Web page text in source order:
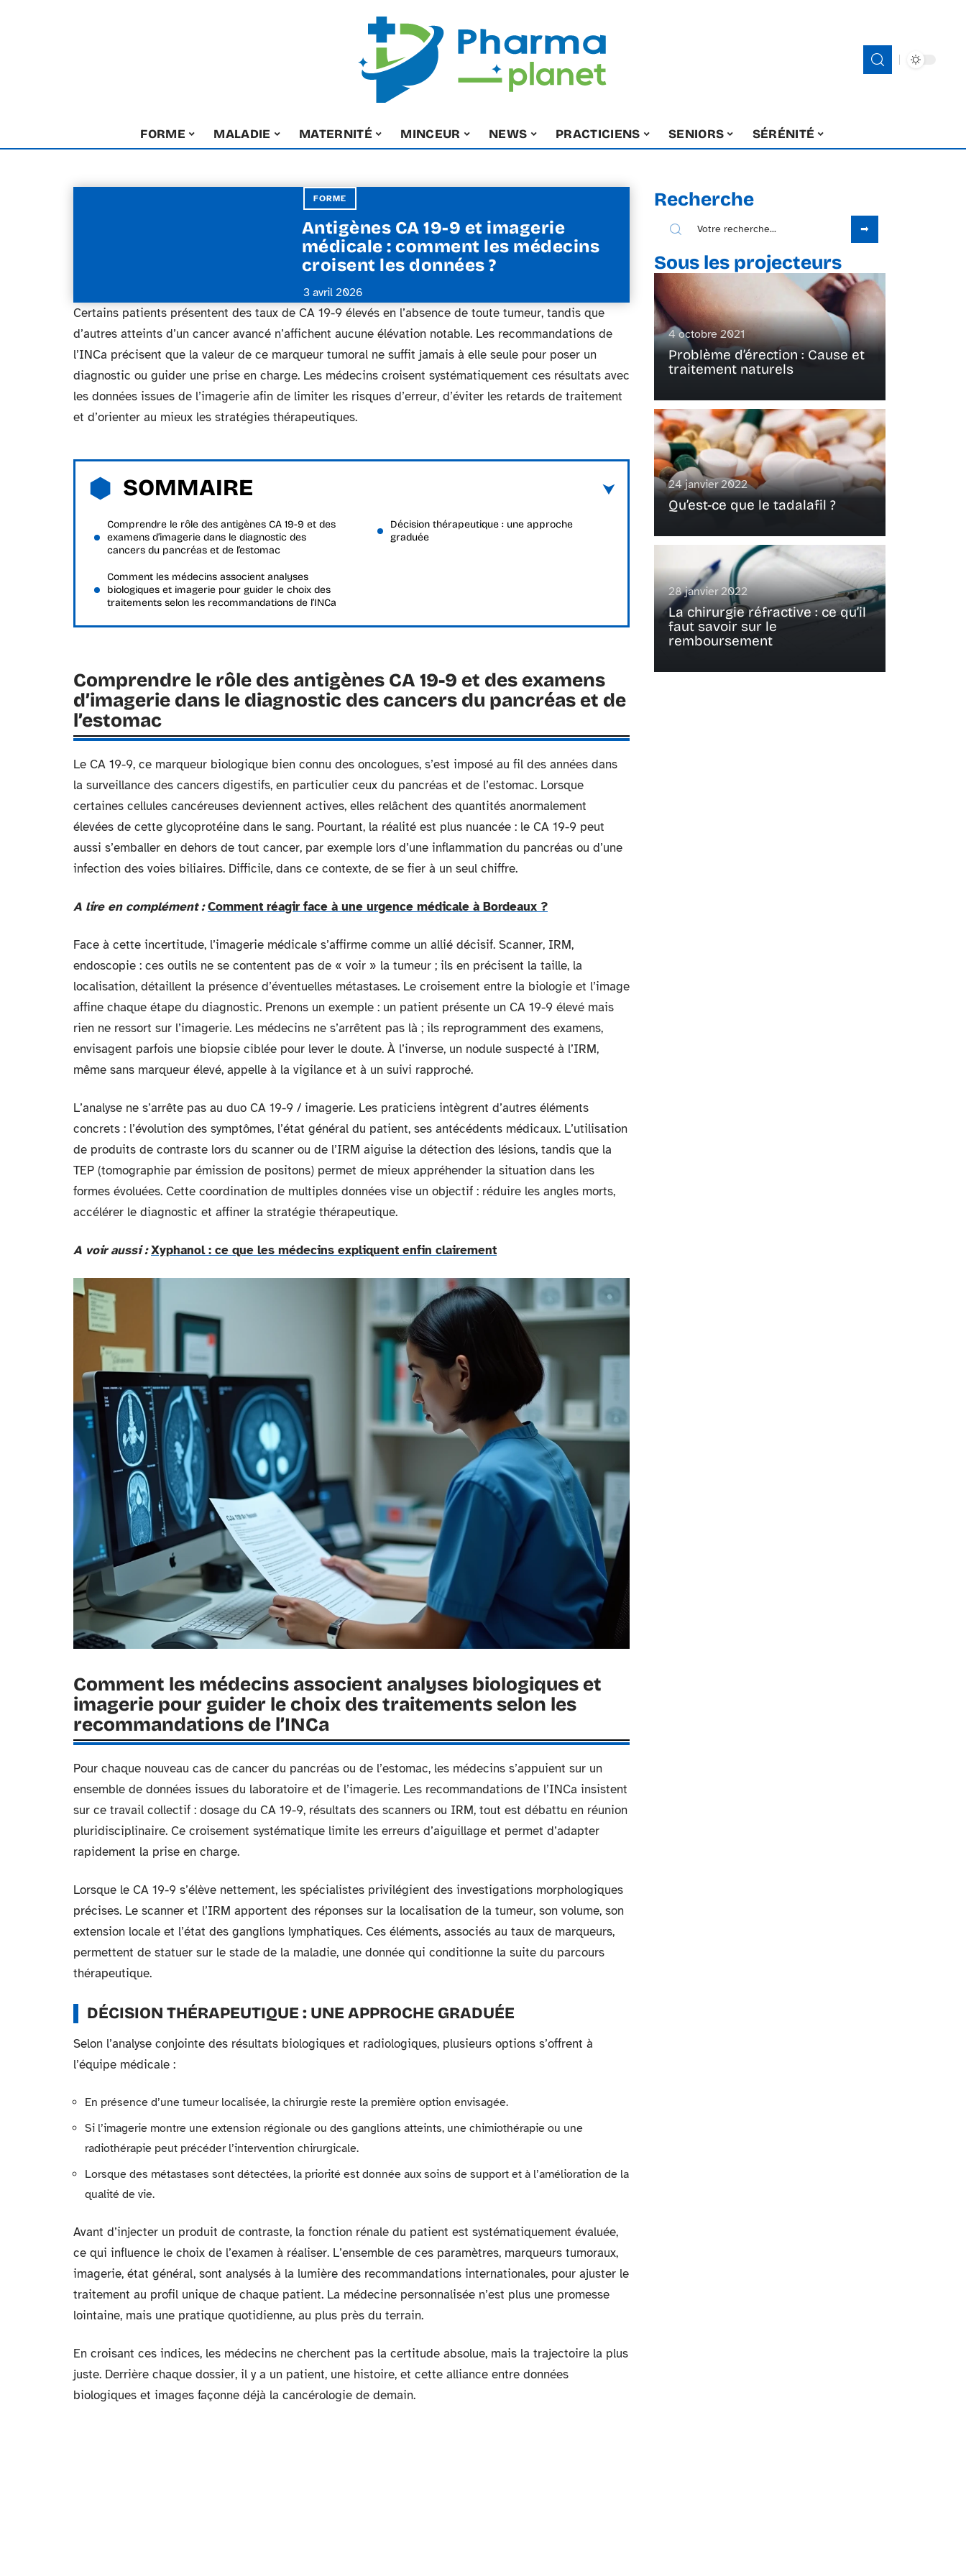
FORME MALADIE MATERNITÉ MINCEUR NEWS PRACTICIENS SENIORS SÉRÉNITÉ
FORME
Antigènes CA 19-9 et imagerie
médicale : comment les médecins
croisent les données ?
3 avril 2026
Certains patients présentent des taux de CA 19-9 élevés en l’absence de toute tumeur, tandis que
d’autres atteints d’un cancer avancé n’affichent aucune élévation notable. Les recommandations de
l’INCa précisent que la valeur de ce marqueur tumoral ne suffit jamais à elle seule pour poser un
diagnostic ou guider une prise en charge. Les médecins croisent systématiquement ces résultats avec
les données issues de l’imagerie afin de limiter les risques d’erreur, d’éviter les retards de traitement
et d’orienter au mieux les stratégies thérapeutiques.
SOMMAIRE
Comprendre le rôle des antigènes CA 19-9 et des
examens d’imagerie dans le diagnostic des
cancers du pancréas et de l’estomac
Comment les médecins associent analyses
biologiques et imagerie pour guider le choix des
traitements selon les recommandations de l’INCa
Décision thérapeutique : une approche
graduée
Comprendre le rôle des antigènes CA 19-9 et des examens
d’imagerie dans le diagnostic des cancers du pancréas et de
l’estomac
Le CA 19-9, ce marqueur biologique bien connu des oncologues, s’est imposé au fil des années dans
la surveillance des cancers digestifs, en particulier ceux du pancréas et de l’estomac. Lorsque
certaines cellules cancéreuses deviennent actives, elles relâchent des quantités anormalement
élevées de cette glycoprotéine dans le sang. Pourtant, la réalité est plus nuancée : le CA 19-9 peut
aussi s’emballer en dehors de tout cancer, par exemple lors d’une inflammation du pancréas ou d’une
infection des voies biliaires. Difficile, dans ce contexte, de se fier à un seul chiffre.
A lire en complément : Comment réagir face à une urgence médicale à Bordeaux ?
Face à cette incertitude, l’imagerie médicale s’affirme comme un allié décisif. Scanner, IRM,
endoscopie : ces outils ne se contentent pas de « voir » la tumeur ; ils en précisent la taille, la
localisation, détaillent la présence d’éventuelles métastases. Le croisement entre la biologie et l’image
affine chaque étape du diagnostic. Prenons un exemple : un patient présente un CA 19-9 élevé mais
rien ne ressort sur l’imagerie. Les médecins ne s’arrêtent pas là ; ils reprogramment des examens,
envisagent parfois une biopsie ciblée pour lever le doute. À l’inverse, un nodule suspecté à l’IRM,
même sans marqueur élevé, appelle à la vigilance et à un suivi rapproché.
L’analyse ne s’arrête pas au duo CA 19-9 / imagerie. Les praticiens intègrent d’autres éléments
concrets : l’évolution des symptômes, l’état général du patient, ses antécédents médicaux. L’utilisation
de produits de contraste lors du scanner ou de l’IRM aiguise la détection des lésions, tandis que la
TEP (tomographie par émission de positons) permet de mieux appréhender la situation dans les
formes évoluées. Cette coordination de multiples données vise un objectif : réduire les angles morts,
accélérer le diagnostic et affiner la stratégie thérapeutique.
A voir aussi : Xyphanol : ce que les médecins expliquent enfin clairement
Comment les médecins associent analyses biologiques et
imagerie pour guider le choix des traitements selon les
recommandations de l’INCa
Pour chaque nouveau cas de cancer du pancréas ou de l’estomac, les médecins s’appuient sur un
ensemble de données issues du laboratoire et de l’imagerie. Les recommandations de l’INCa insistent
sur ce travail collectif : dosage du CA 19-9, résultats des scanners ou IRM, tout est débattu en réunion
pluridisciplinaire. Ce croisement systématique limite les erreurs d’aiguillage et permet d’adapter
rapidement la prise en charge.
Lorsque le CA 19-9 s’élève nettement, les spécialistes privilégient des investigations morphologiques
précises. Le scanner et l’IRM apportent des réponses sur la localisation de la tumeur, son volume, son
extension locale et l’état des ganglions lymphatiques. Ces éléments, associés au taux de marqueurs,
permettent de statuer sur le stade de la maladie, une donnée qui conditionne la suite du parcours
thérapeutique.
DÉCISION THÉRAPEUTIQUE : UNE APPROCHE GRADUÉE
Selon l’analyse conjointe des résultats biologiques et radiologiques, plusieurs options s’offrent à
l’équipe médicale :
En présence d’une tumeur localisée, la chirurgie reste la première option envisagée.
Si l’imagerie montre une extension régionale ou des ganglions atteints, une chimiothérapie ou une
radiothérapie peut précéder l’intervention chirurgicale.
Lorsque des métastases sont détectées, la priorité est donnée aux soins de support et à l’amélioration de la
qualité de vie.
Avant d’injecter un produit de contraste, la fonction rénale du patient est systématiquement évaluée,
ce qui influence le choix de l’examen à réaliser. L’ensemble de ces paramètres, marqueurs tumoraux,
imagerie, état général, sont analysés à la lumière des recommandations internationales, pour ajuster le
traitement au profil unique de chaque patient. La médecine personnalisée n’est plus une promesse
lointaine, mais une pratique quotidienne, au plus près du terrain.
En croisant ces indices, les médecins ne cherchent pas la certitude absolue, mais la trajectoire la plus
juste. Derrière chaque dossier, il y a un patient, une histoire, et cette alliance entre données
biologiques et images façonne déjà la cancérologie de demain.
Recherche
Sous les projecteurs
4 octobre 2021
Problème d’érection : Cause et
traitement naturels
24 janvier 2022
Qu’est-ce que le tadalafil ?
28 janvier 2022
La chirurgie réfractive : ce qu’il
faut savoir sur le
remboursement